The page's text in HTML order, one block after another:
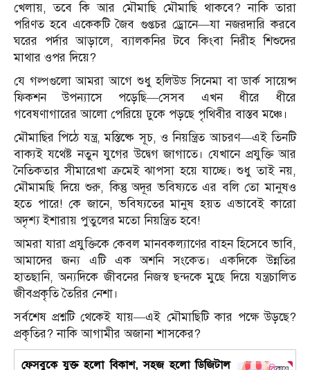
খেলায়, তবে কি আর মৌমাছি মৌমাছি থাকবে? নাকি তারা
পরিণত হবে একেকটি জৈব গুপ্তচর ড্রোনে—যা নজরদারি করবে
ঘরের পর্দার আড়ালে, ব্যালকনির টবে কিংবা নিরীহ শিশুদের
মাথার ওপর দিয়ে?
যে গল্পগুলো আমরা আগে শুধু হলিউড সিনেমা বা ডার্ক সায়েন্স
ফিকশন উপন্যাসে পড়েছি—সেসব এখন ধীরে ধীরে
গবেষণাগারের আলো পেরিয়ে ঢুকে পড়ছে পৃথিবীর বাস্তব মঞ্চে।
মৌমাছির পিঠে যন্ত্র, মস্তিষ্কে সূচ, ও নিয়ন্ত্রিত আচরণ—এই তিনটি
বাক্যই যথেষ্ট নতুন যুগের উদ্বেগ জাগাতে। যেখানে প্রযুক্তি আর
নৈতিকতার সীমারেখা ক্রমেই ঝাপসা হয়ে যাচ্ছে। শুধু তাই নয়,
মৌমামছি দিয়ে শুরু, কিন্তু অদূর ভবিষ্যতে এর বলি তো মানুষও
হতে পারে! কে জানে, ভবিষ্যতের মানুষ হয়ত এভাবেই কারো
অদৃশ্য ইশারায় পুতুলের মতো নিয়ন্ত্রিত হবে!
আমরা যারা প্রযুক্তিকে কেবল মানবকল্যাণের বাহন হিসেবে ভাবি,
আমাদের জন্য এটি এক অশনি সংকেত। একদিকে উন্নতির
হাতছানি, অন্যদিকে জীবনের নিজস্ব ছন্দকে মুছে দিয়ে যন্ত্রচালিত
জীবপ্রকৃতি তৈরির নেশা।
সর্বশেষ প্রশ্নটি থেকেই যায়—এই মৌমাছিটি কার পক্ষে উড়ছে?
প্রকৃতির? নাকি আগামীর অজানা শাসকের?
ফেসবুকে যুক্ত হলো বিকাশ, সহজ হলো ডিজিটাল